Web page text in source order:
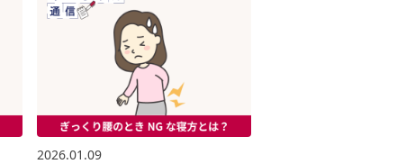
2026.01.09